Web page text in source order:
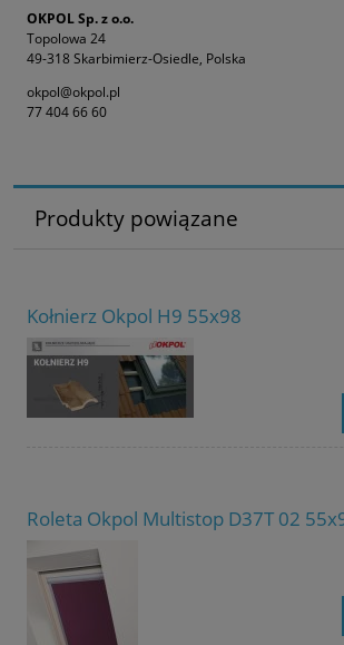
OKPOL Sp. z o.o.
Topolowa 24
49-318 Skarbimierz-Osiedle, Polska
okpol@okpol.pl
77 404 66 60
Produkty powiązane
Kołnierz Okpol H9 55x98
Roleta Okpol Multistop D37T 02